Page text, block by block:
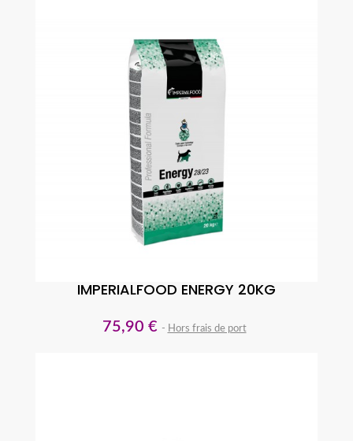
IMPERIALFOOD ENERGY 20KG
75,90 € Hors frais de port